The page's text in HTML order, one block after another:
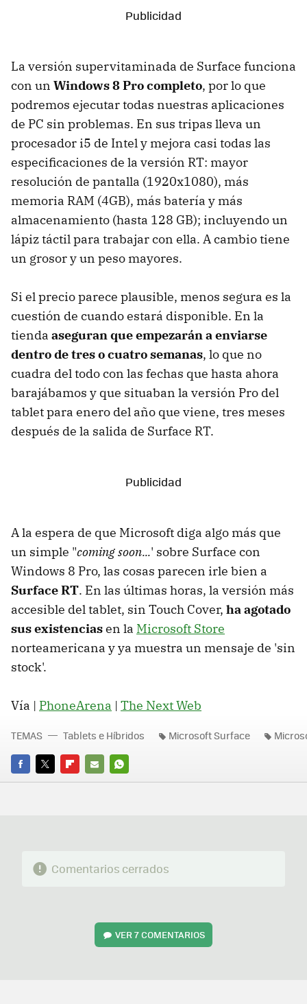
La versión supervitaminada de Surface funciona
con un Windows 8 Pro completo, por lo que
podremos ejecutar todas nuestras aplicaciones
de PC sin problemas. En sus tripas lleva un
procesador i5 de Intel y mejora casi todas las
especificaciones de la versión RT: mayor
resolución de pantalla (1920x1080), más
memoria RAM (4GB), más batería y más
almacenamiento (hasta 128 GB); incluyendo un
lápiz táctil para trabajar con ella. A cambio tiene
un grosor y un peso mayores.
Si el precio parece plausible, menos segura es la
cuestión de cuando estará disponible. En la
tienda aseguran que empezarán a enviarse
dentro de tres o cuatro semanas, lo que no
cuadra del todo con las fechas que hasta ahora
barajábamos y que situaban la versión Pro del
tablet para enero del año que viene, tres meses
después de la salida de Surface RT.
A la espera de que Microsoft diga algo más que
un simple "coming soon...' sobre Surface con
Windows 8 Pro, las cosas parecen irle bien a
Surface RT. En las últimas horas, la versión más
accesible del tablet, sin Touch Cover, ha agotado
sus existenciasen la Microsoft Store
norteamericana y ya muestra un mensaje de 'sin
stock'.
Vía | PhoneArena | The Next Web
FACEBOOK
TWITTERFLIPBOARD
E-
WHATSAPP
TEMAS Tablets e Híbridos Microsoft Surface
Comentarios cerrados
VER7 COMENTARIOS